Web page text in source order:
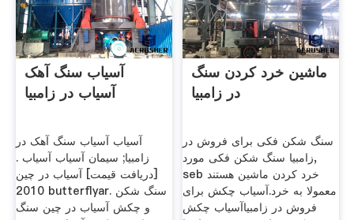
آسیاب سنگ آهک
آسیاب در زامبیا
آسیاب آسیاب سنگ آهک در
زامبیا; سیمان آسیاب آسیاب .
[دریافت قیمت] آسیاب در چین
2010 butterflyar. سنگ شکن
و چکش آسیاب در چین سنگ
ماشین خرد کردن سنگ
در زامبیا
سنگ شکن فکی برای فروش در
زامبیا سنگ شکن فکی مورد,
seb خرد کردن ماشین هستند
معمولا به خرد.آسیاب چکش برای
فروش در زامبیاآسیاب چکش